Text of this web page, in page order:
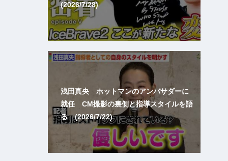
(2026/7/28)
浅田真央 ホットマンのアンバサダーに
就任 CM撮影の裏側と指導スタイルを語
る (2026/7/22)